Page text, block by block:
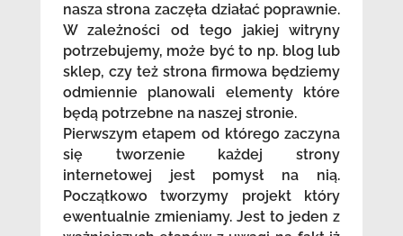
nasza strona zaczęła działać poprawnie.
W zależności od tego jakiej witryny
potrzebujemy, może być to np. blog lub
sklep, czy też strona firmowa będziemy
odmiennie planowali elementy które
będą potrzebne na naszej stronie.
Pierwszym etapem od którego zaczyna
się tworzenie każdej strony
internetowej jest pomysł na nią.
Początkowo tworzymy projekt który
ewentualnie zmieniamy. Jest to jeden z